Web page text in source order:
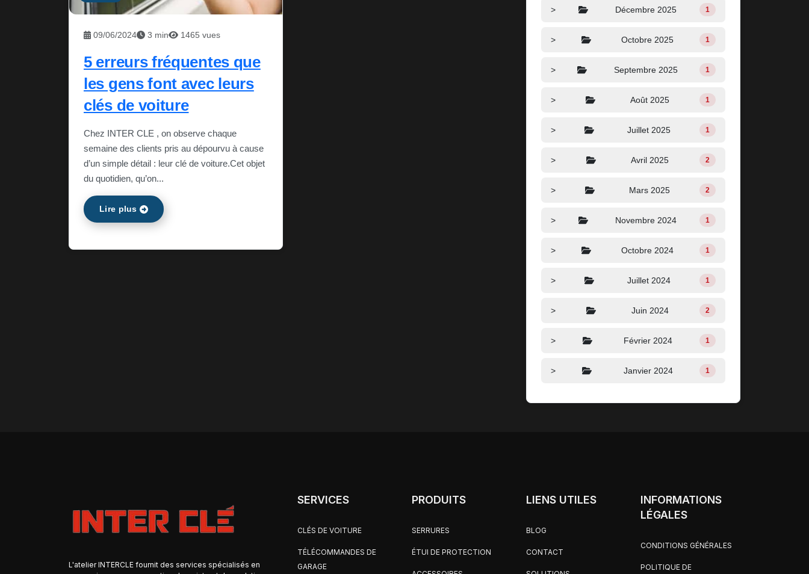
09/06/2024 3 min 1465 vues
5 erreurs fréquentes que
les gens font avec leurs
clés de voiture
Chez INTER CLE , on observe chaque
semaine des clients pris au dépourvu à cause
d’un simple détail : leur clé de voiture.Cet objet
du quotidien, qu’on...
Lire plus
> Décembre 2025 1
> Octobre 2025 1
> Septembre 2025 1
> Août 2025 1
> Juillet 2025 1
> Avril 2025 2
> Mars 2025 2
> Novembre 2024 1
> Octobre 2024 1
> Juillet 2024 1
> Juin 2024 2
> Février 2024 1
> Janvier 2024 1
L'atelier INTERCLE fournit des services spécialisés en
SERVICES
CLÉS DE VOITURE
TÉLÉCOMMANDES DE
GARAGE
PRODUITS
SERRURES
ÉTUI DE PROTECTION
LIENS UTILES
BLOG
CONTACT
INFORMATIONS
LÉGALES
CONDITIONS GÉNÉRALES
POLITIQUE DE